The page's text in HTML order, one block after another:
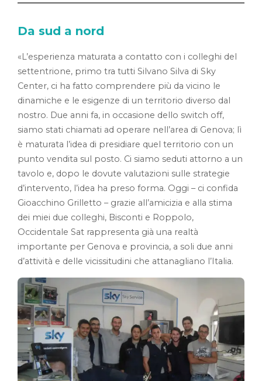
Da sud a nord
«L’esperienza maturata a contatto con i colleghi del
settentrione, primo tra tutti Silvano Silva di Sky
Center, ci ha fatto comprendere più da vicino le
dinamiche e le esigenze di un territorio diverso dal
nostro. Due anni fa, in occasione dello switch off,
siamo stati chiamati ad operare nell’area di Genova; lì
è maturata l’idea di presidiare quel territorio con un
punto vendita sul posto. Ci siamo seduti attorno a un
tavolo e, dopo le dovute valutazioni sulle strategie
d’intervento, l’idea ha preso forma. Oggi – ci confida
Gioacchino Grilletto – grazie all’amicizia e alla stima
dei miei due colleghi, Bisconti e Roppolo,
Occidentale Sat rappresenta già una realtà
importante per Genova e provincia, a soli due anni
d’attività e delle vicissitudini che attanagliano l’Italia.